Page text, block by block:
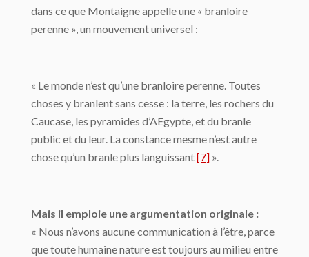
dans ce que Montaigne appelle une « branloire
perenne », un mouvement universel :
« Le monde n’est qu’une branloire perenne. Toutes
choses y branlent sans cesse : la terre, les rochers du
Caucase, les pyramides d’AEgypte, et du branle
public et du leur. La constance mesme n’est autre
chose qu’un branle plus languissant[7] ».
Mais il emploie une argumentation originale :
« Nous n’avons aucune communication à l’être, parce
que toute humaine nature est toujours au milieu entre